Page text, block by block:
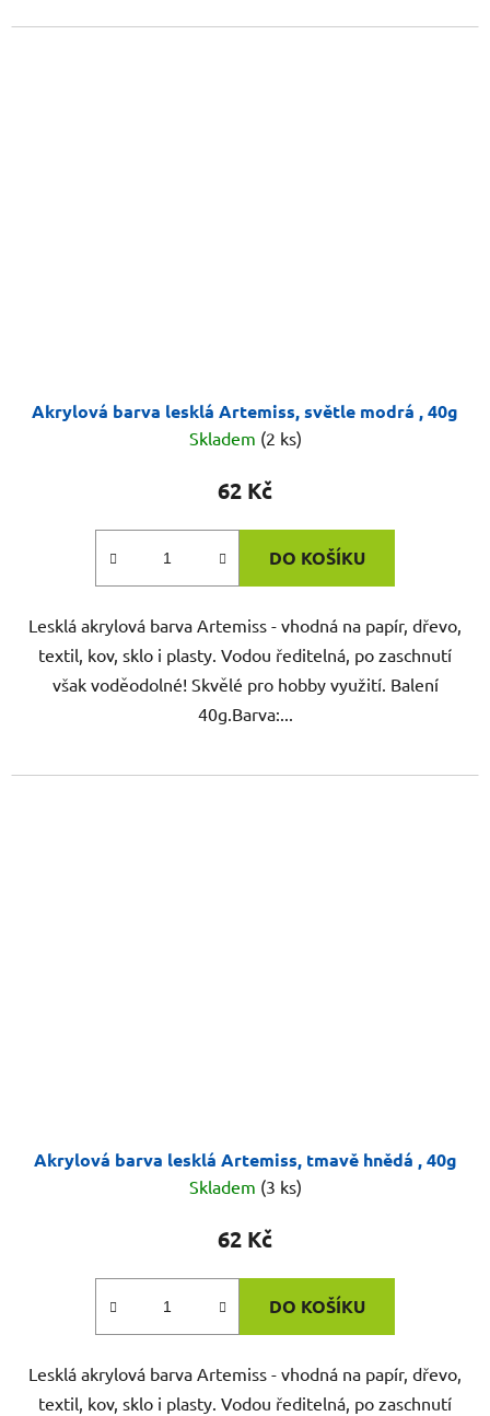
Akrylová barva lesklá Artemiss, světle modrá , 40g
Skladem (2 ks)
62 Kč
DO KOŠÍKU
Lesklá akrylová barva Artemiss - vhodná na papír, dřevo,
textil, kov, sklo i plasty. Vodou ředitelná, po zaschnutí
však voděodolné! Skvělé pro hobby využití. Balení
40g.Barva:...
Akrylová barva lesklá Artemiss, tmavě hnědá , 40g
Skladem (3 ks)
62 Kč
DO KOŠÍKU
Lesklá akrylová barva Artemiss - vhodná na papír, dřevo,
textil, kov, sklo i plasty. Vodou ředitelná, po zaschnutí